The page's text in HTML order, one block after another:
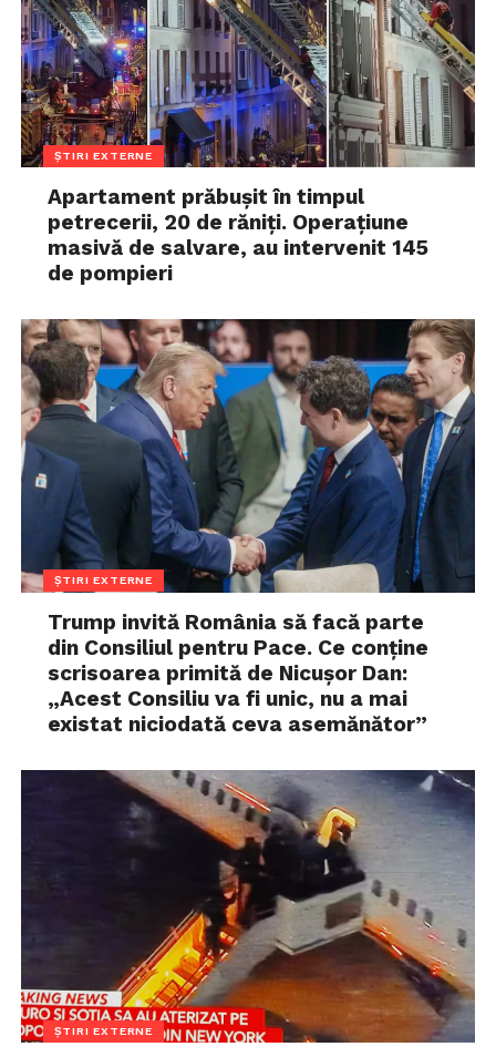
ȘTIRI EXTERNE
Apartament prăbușit în timpul
petrecerii, 20 de răniți. Operațiune
masivă de salvare, au intervenit 145
de pompieri
ȘTIRI EXTERNE
Trump invită România să facă parte
din Consiliul pentru Pace. Ce conține
scrisoarea primită de Nicușor Dan:
„Acest Consiliu va fi unic, nu a mai
existat niciodată ceva asemănător”
ȘTIRI EXTERNE